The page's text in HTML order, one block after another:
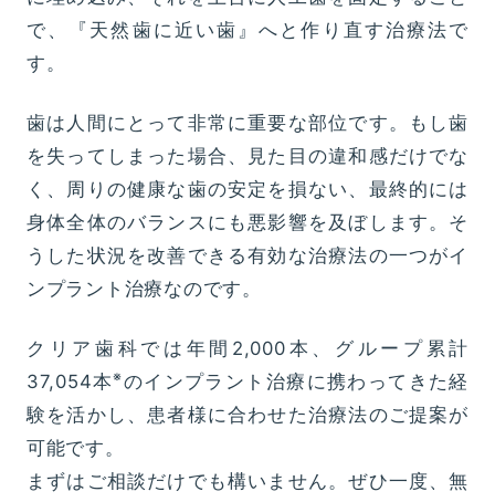
で、『天然歯に近い歯』へと作り直す治療法で
す。
歯は人間にとって非常に重要な部位です。もし歯
を失ってしまった場合、見た目の違和感だけでな
く、周りの健康な歯の安定を損ない、最終的には
身体全体のバランスにも悪影響を及ぼします。そ
うした状況を改善できる有効な治療法の一つがイ
ンプラント治療なのです。
クリア歯科では年間2,000本、グループ累計
37,054本※のインプラント治療に携わってきた経
験を活かし、患者様に合わせた治療法のご提案が
可能です。
まずはご相談だけでも構いません。ぜひ一度、無